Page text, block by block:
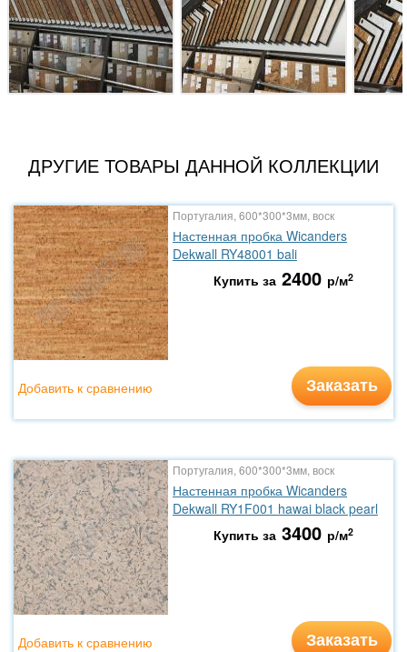
ДРУГИЕ ТОВАРЫ ДАННОЙ КОЛЛЕКЦИИ
Португалия, 600*300*3мм, воск
Настенная пробка Wicanders
Dekwall RY48001 bali
Купить за 2400 р/м2
Заказать
Добавить к сравнению
Португалия, 600*300*3мм, воск
Настенная пробка Wicanders
Dekwall RY1F001 hawai black pearl
Купить за 3400 р/м2
Заказать
Добавить к сравнению